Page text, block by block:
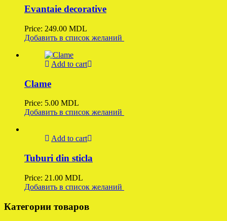
Evantaie decorative
Price: 249.00 MDL
Добавить в список желаний
Add to cart
Clame
Price: 5.00 MDL
Добавить в список желаний
Add to cart
Tuburi din sticla
Price: 21.00 MDL
Добавить в список желаний
Категории товаров